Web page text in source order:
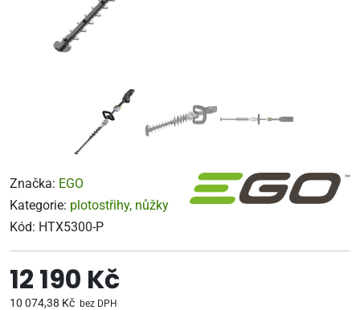
Značka: EGO
Kategorie: plotostřihy, nůžky
Kód: HTX5300-P
12 190 Kč
10 074,38 Kč bez DPH